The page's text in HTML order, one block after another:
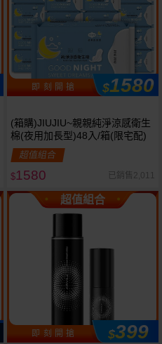
即 刻 開 搶 $1580
(箱購)JIUJIU~親親純淨涼感衛生
棉(夜用加長型)48入/箱(限宅配)
超值組合
$1580 已銷售2,011
超值組合
即 刻 開 搶 $399